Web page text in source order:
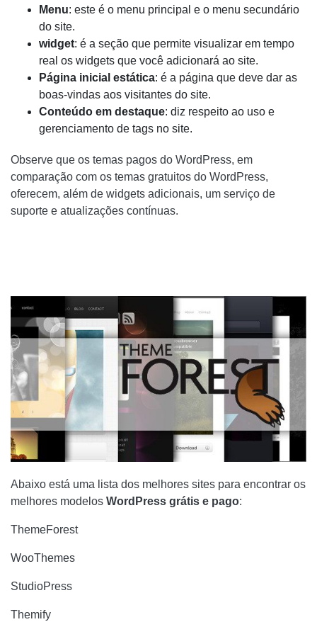
Menu: este é o menu principal e o menu secundário
do site.
widget: é a seção que permite visualizar em tempo
real os widgets que você adicionará ao site.
Página inicial estática: é a página que deve dar as
boas-vindas aos visitantes do site.
Conteúdo em destaque: diz respeito ao uso e
gerenciamento de tags no site.
Observe que os temas pagos do WordPress, em
comparação com os temas gratuitos do WordPress,
oferecem, além de widgets adicionais, um serviço de
suporte e atualizações contínuas.
Abaixo está uma lista dos melhores sites para encontrar os
melhores modelos WordPress grátis e pago:
ThemeForest
WooThemes
StudioPress
Themify